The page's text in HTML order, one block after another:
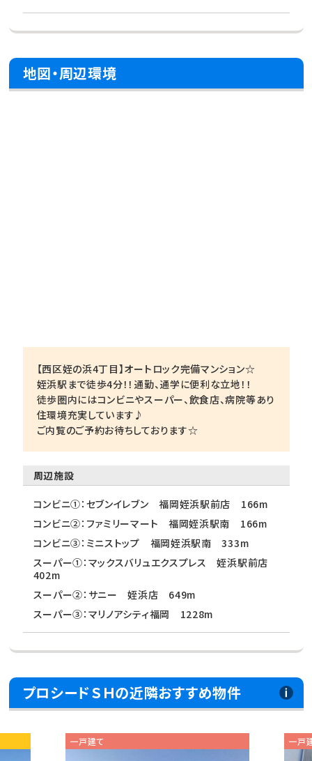
地図・周辺環境
【西区姪の浜4丁目】オートロック完備マンション☆
姪浜駅まで徒歩4分！！通勤、通学に便利な立地！！
徒歩圏内にはコンビニやスーパー、飲食店、病院等あり
住環境充実しています♪
ご内覧のご予約お待ちしております☆
周辺施設
コンビニ①：セブンイレブン 福岡姪浜駅前店 166m
コンビニ②：ファミリーマート 福岡姪浜駅南 166m
コンビニ③：ミニストップ 福岡姪浜駅南 333m
スーパー①：マックスバリュエクスプレス 姪浜駅前店
402m
スーパー②：サニー 姪浜店 649m
スーパー③：マリノアシティ福岡 1228m
プロシードＳＨの近隣おすすめ物件
一戸建て 一戸